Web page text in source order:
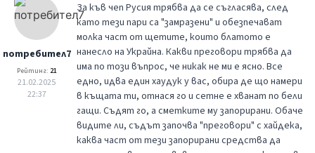
потребител7
Рейтинг: 21
21.02.2025
22:37
За къв чеп Русия трябва да се съгласява, след
като тези пари са "замразени" и обезпечават
молка част от щетите, които блатото е
нанесло на Украйна. Какви преговори трябва да
има по този въпрос, че никак не ми е ясно. Все
едно, идва един хаудук у вас, обира де що намери
в къщата ти, отнася го и сетне е хванат по бели
гащи. Съдят го, а сметките му запорирани. Обаче
видите ли, съдът започва "преговори" с хайдека,
каква част от тези запорирани средства да